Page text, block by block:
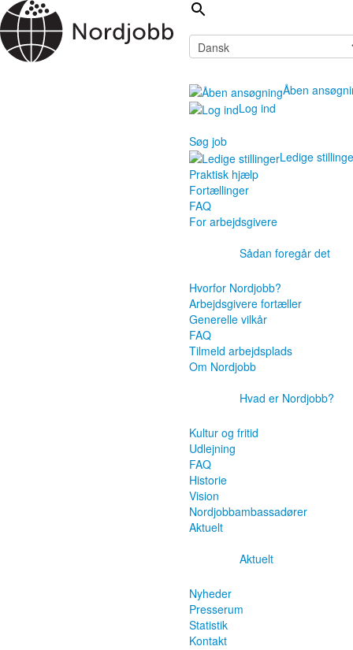
Åben
Log ind
Søg job
Ledige
Praktisk hjælp
Fortællinger
FAQ
For arbejdsgivere
Sådan foregår det
Hvorfor Nordjobb?
Arbejdsgivere fortæller
Generelle vilkår
FAQ
Tilmeld arbejdsplads
Om Nordjobb
Hvad er Nordjobb?
Kultur og fritid
Udlejning
FAQ
Historie
Vision
Nordjobbambassadører
Aktuelt
Aktuelt
Nyheder
Presserum
Statistik
Kontakt